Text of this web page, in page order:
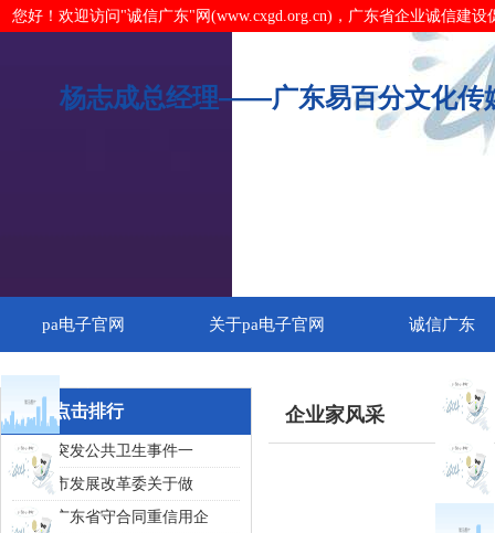
您好！欢迎访问"诚信广东"网(www.cxgd.org.cn)，广东省企业诚信建设
杨志成总经理——广东易百分文化传
pa电子官网 关于pa电子官网 诚信广东
维权咨询
文章点击排行
重大突发公共卫生事件一
广州市发展改革委关于做
2020广东省守合同重信用企
企业家风采